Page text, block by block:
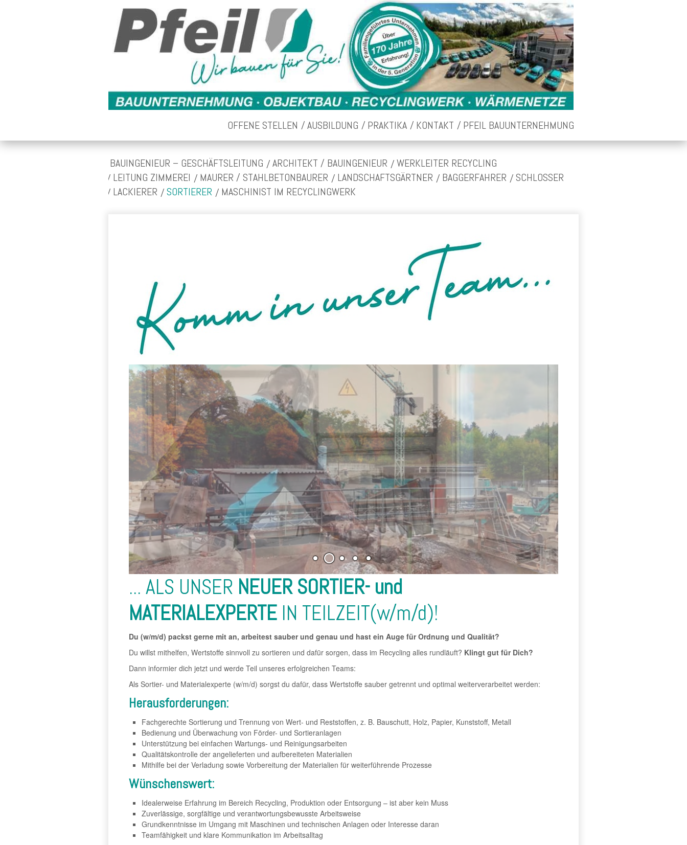
OFFENE STELLEN AUSBILDUNG PRAKTIKA KONTAKT PFEIL BAUUNTERNEHMUNG
BAUINGENIEUR – GESCHÄFTSLEITUNG ARCHITEKT / BAUINGENIEUR
WERKLEITER RECYCLING
LEITUNG ZIMMEREI
MAURER / STAHLBETONBAURER LANDSCHAFTSGÄRTNER BAGGERFAHRER
SCHLOSSER
LACKIERER
SORTIERER MASCHINIST IM RECYCLINGWERK
... ALS UNSER NEUER SORTIER- und
MATERIALEXPERTE IN TEILZEIT(w/m/d)!
Du (w/m/d) packst gerne mit an, arbeitest sauber und genau und hast ein Auge für Ordnung und Qualität?
Du willst mithelfen, Wertstoffe sinnvoll zu sortieren und dafür sorgen, dass im Recycling alles rundläuft? Klingt gut für Dich?
Dann informier dich jetzt und werde Teil unseres erfolgreichen Teams:
Als Sortier- und Materialexperte (w/m/d) sorgst du dafür, dass Wertstoffe sauber getrennt und optimal weiterverarbeitet werden:
Herausforderungen:
Fachgerechte Sortierung und Trennung von Wert- und Reststoffen, z. B. Bauschutt, Holz, Papier, Kunststoff, Metall
Bedienung und Überwachung von Förder- und Sortieranlagen
Unterstützung bei einfachen Wartungs- und Reinigungsarbeiten
Qualitätskontrolle der angelieferten und aufbereiteten Materialien
Mithilfe bei der Verladung sowie Vorbereitung der Materialien für weiterführende Prozesse
Wünschenswert:
Idealerweise Erfahrung im Bereich Recycling, Produktion oder Entsorgung – ist aber kein Muss
Zuverlässige, sorgfältige und verantwortungsbewusste Arbeitsweise
Grundkenntnisse im Umgang mit Maschinen und technischen Anlagen oder Interesse daran
Teamfähigkeit und klare Kommunikation im Arbeitsalltag